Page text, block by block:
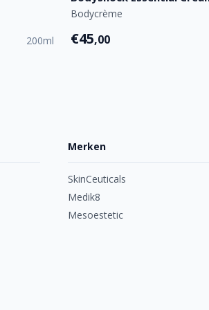
200ml
Bodycrème
€45,00
Merken
SkinCeuticals
Medik8
Mesoestetic